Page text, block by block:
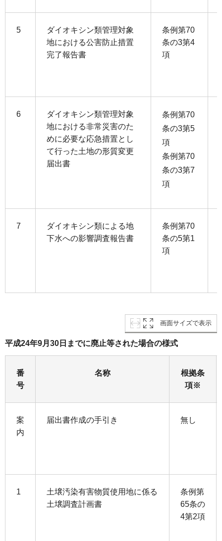
5
ダイオキシン類管理対象
地における公害防止措置
完了報告書
条例第70
条の3第4
項
6
ダイオキシン類管理対象
地における非常災害のた
めに必要な応急措置とし
て行った土地の形質変更
届出書
条例第70
条の3第5
項
条例第70
条の3第7
項
7
ダイオキシン類による地
下水への影響調査報告書
条例第70
条の5第1
項
画面サイズで表示
平成24年9月30日までに廃止等された場合の様式
番
号
名称
根拠条
項※
案
内
届出書作成の手引き 無し
1
土壌汚染有害物質使用地に係る
土壌調査計画書
条例第
65条の
4第2項